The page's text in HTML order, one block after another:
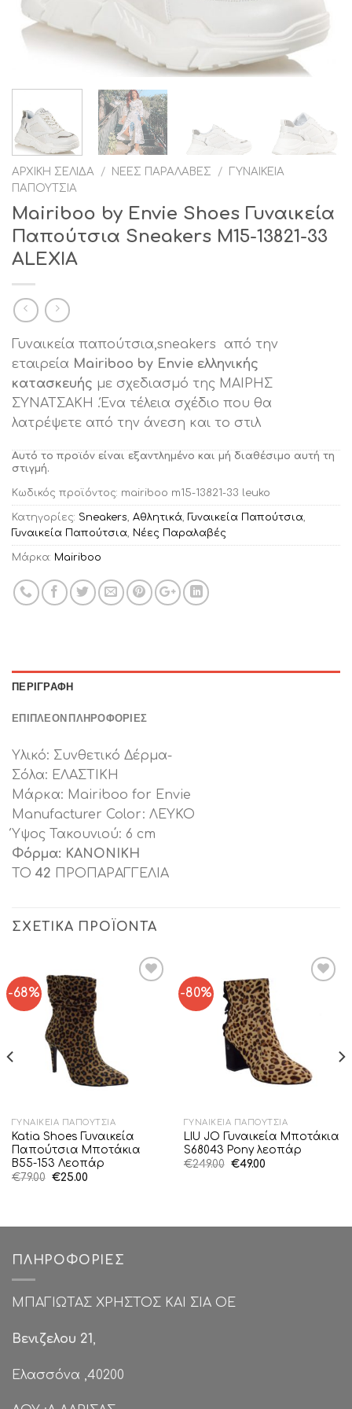
ΑΡΧΙΚΉ ΣΕΛΊΔΑ / ΝΈΕΣ ΠΑΡΑΛΑΒΈΣ /
ΓΥΝΑΙΚΕΊΑ
ΠΑΠΟΎΤΣΙΑ
Mairiboo by Envie Shoes Γυναικεία
Παπούτσια Sneakers M15-13821-33
ALEXIA
Γυναικεία παπούτσια,sneakers από την
εταιρεία Mairiboo by Envie ελληνικής
κατασκευής με σχεδιασμό της ΜΑΙΡΗΣ
ΣΥΝΑΤΣΑΚΗ .Ένα τέλεια σχέδιο που θα
λατρέψετε από την άνεση και το στιλ
Αυτό το προϊόν είναι εξαντλημένο και μή διαθέσιμο αυτή τη
στιγμή.
Κωδικός προϊόντος: mairiboo m15-13821-33 leuko
Κατηγορίες: Sneakers, Αθλητικά, Γυναικεία Παπούτσια,
Γυναικεία Παπούτσια, Νέες Παραλαβές
Μάρκα: Mairiboo
ΠΕΡΙΓΡΑΦΉ
ΕΠΙΠΛΈΟΝ ΠΛΗΡΟΦΟΡΊΕΣ
Υλικό: Συνθετικό Δέρμα-
Σόλα: ΕΛΑΣΤΙΚΗ
Μάρκα: Mairiboo for Envie
Manufacturer Color: ΛΕΥΚΟ
Ύψος Τακουνιού: 6 cm
Φόρμα: ΚΑΝΟΝΙΚΗ
ΤΟ 42 ΠΡΟΠΑΡΑΓΓΕΛΙΑ
ΣΧΕΤΙΚΆ ΠΡΟΪΌΝΤΑ
-68%
ΓΥΝΑΙΚΕΊΑ ΠΑΠΟΎΤΣΙΑ
Katia Shoes Γυναικεία
Παπούτσια Μποτάκια
Β55-153 Λεοπάρ
€79.00 Original
€25.00Η
-80%
ΓΥΝΑΙΚΕΊΑ ΠΑΠΟΎΤΣΙΑ
LIU JO Γυναικεία Μποτάκια
S68043 Pony λεοπάρ
€249.00 Original
€49.00Η
ΠΛΗΡΟΦΟΡΊΕΣ
ΜΠΑΓΙΩΤΑΣ ΧΡΗΣΤΟΣ ΚΑΙ ΣΙΑ ΟΕ
Βενιζελου 21,
Ελασσόνα ,40200